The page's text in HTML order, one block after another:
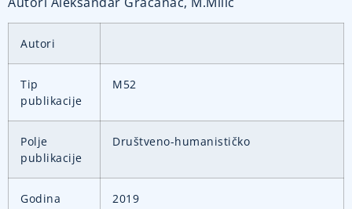
Autori
Tip
publikacije
M52
Polje
publikacije
Društveno-humanističko
Godina 2019